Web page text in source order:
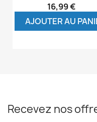
16,99 €
AJOUTER AU
Recevez nos